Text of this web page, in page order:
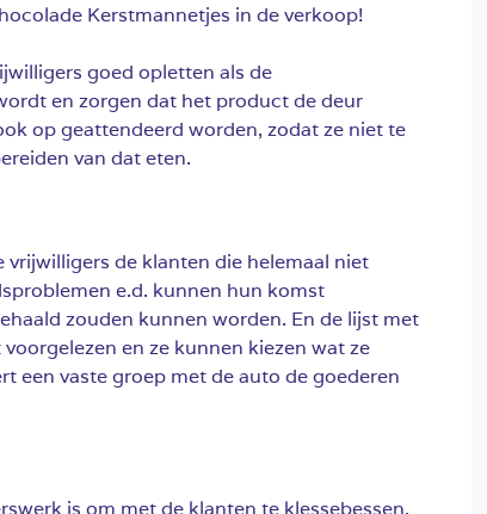
Kerstmannetjes in de verkoop!
goed opletten als de
en zorgen dat het product de deur
op geattendeerd worden, zodat ze niet te
van dat eten.
de klanten die helemaal niet
e.d. kunnen hun komst
zouden kunnen worden. En de lijst met
en ze kunnen kiezen wat ze
een vaste groep met de auto de goederen
is om met de klanten te klessebessen.